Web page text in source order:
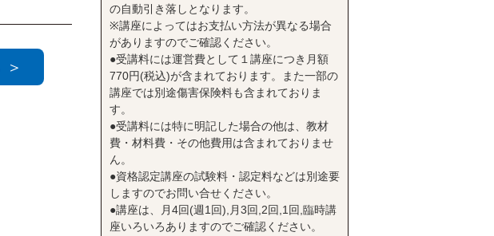
の自動引き落しとなります。
※講座によってはお支払い方法が異なる場合
がありますのでご確認ください。
●受講料には運営費として１講座につき月額
770円(税込)が含まれております。また一部の
講座では別途傷害保険料も含まれておりま
す。
●受講料には特に明記した場合の他は、教材
費・材料費・その他費用は含まれておりませ
ん。
●資格認定講座の試験料・認定料などは別途要
しますのでお問い合せください。
●講座は、月4回(週1回),月3回,2回,1回,臨時講
座いろいろありますのでご確認ください。